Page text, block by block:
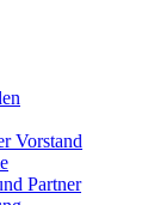
Vorstand
Partner